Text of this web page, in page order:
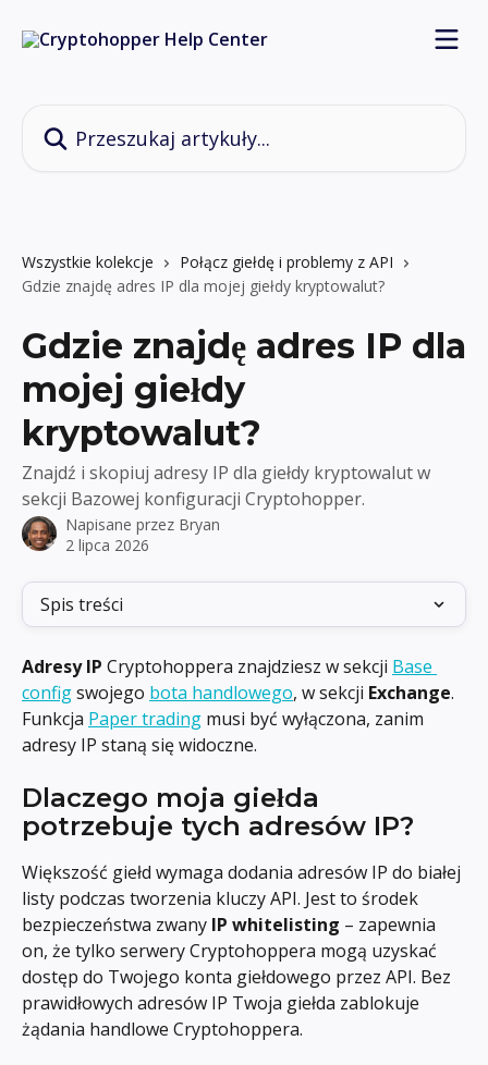
Wszystkie kolekcje
Połącz giełdę i problemy z API
Gdzie znajdę adres IP dla mojej giełdy kryptowalut?
Gdzie znajdę adres IP dla
mojej giełdy
kryptowalut?
Znajdź i skopiuj adresy IP dla giełdy kryptowalut w
sekcji Bazowej konfiguracji Cryptohopper.
Napisane przez Bryan
2 lipca 2026
Spis treści
Adresy IP Cryptohoppera znajdziesz w sekcji Base
config swojego bota handlowego, w sekcji Exchange.
Funkcja Paper trading musi być wyłączona, zanim
adresy IP staną się widoczne.
Dlaczego moja giełda
potrzebuje tych adresów IP?
Większość giełd wymaga dodania adresów IP do białej
listy podczas tworzenia kluczy API. Jest to środek
bezpieczeństwa zwany IP whitelisting – zapewnia
on, że tylko serwery Cryptohoppera mogą uzyskać
dostęp do Twojego konta giełdowego przez API. Bez
prawidłowych adresów IP Twoja giełda zablokuje
żądania handlowe Cryptohoppera.